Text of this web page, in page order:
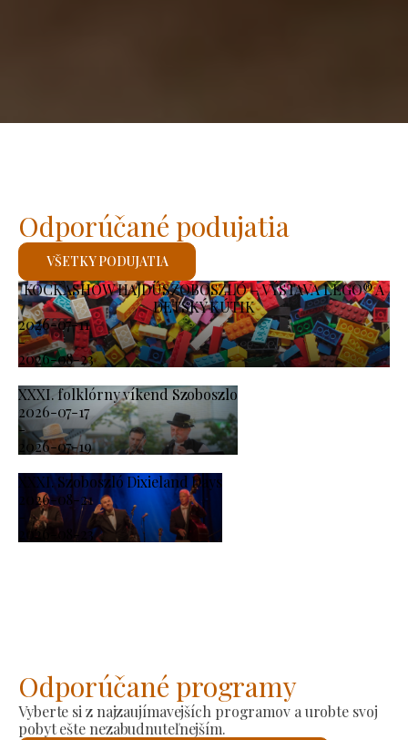
KOCKASHOW HAJDÚSZOBOSZLÓ – VÝSTAVA LEGO® A
DETSKÝ KÚTIK
2026-07-11
-
2026-08-23
XXXI. folklórny víkend Szoboszlo
2026-07-17
-
2026-07-19
XXXI. Szoboszló Dixieland Days
2026-08-21
-
2026-08-23
Odporúčané podujatia
VŠETKY PODUJATIA
Odporúčané programy
Vyberte si z najzaujímavejších programov a urobte svoj
pobyt ešte nezabudnuteľnejším.